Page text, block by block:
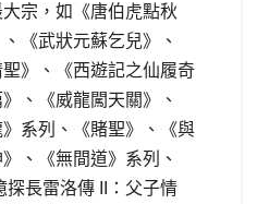
宗，如《唐伯虎點秋
《武狀元蘇乞兒》、
聖》、《西遊記之仙履奇
、《威龍闖天關》、
》系列、《賭聖》、《與
、《無間道》系列、
探長雷洛傳 II：父子情